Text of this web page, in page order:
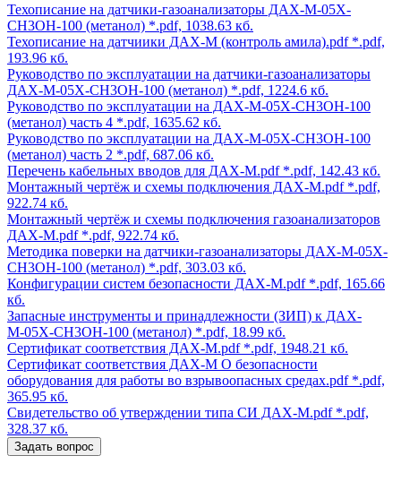
Техописание на датчики-газоанализаторы ДАХ-М-05Х-
CH3OH-100 (метанол) *.pdf, 1038.63 кб.
Техописание на датчиики ДАХ-М (контроль амила).pdf*.pdf,
193.96 кб.
Руководство по эксплуатации на датчики-газоанализаторы
ДАХ-М-05Х-CH3OH-100 (метанол) *.pdf, 1224.6 кб.
Руководство по эксплуатации на ДАХ-М-05Х-CH3OH-100
(метанол) часть 4 *.pdf, 1635.62 кб.
Руководство по эксплуатации на ДАХ-М-05Х-CH3OH-100
(метанол) часть 2 *.pdf, 687.06 кб.
Перечень кабельных вводов для ДАХ-М.pdf*.pdf, 142.43 кб.
Монтажный чертёж и схемы подключения ДАХ-М.pdf*.pdf,
922.74 кб.
Монтажный чертёж и схемы подключения газоанализаторов
ДАХ-М.pdf*.pdf, 922.74 кб.
Методика поверки на датчики-газоанализаторы ДАХ-М-05Х-
CH3OH-100 (метанол) *.pdf, 303.03 кб.
Конфигурации систем безопасности ДАХ-М.pdf*.pdf, 165.66
кб.
Запасные инструменты и принадлежности (ЗИП) к ДАХ-
М-05Х-CH3OH-100 (метанол) *.pdf, 18.99 кб.
Сертификат соответствия ДАХ-М.pdf*.pdf, 1948.21 кб.
Сертификат соответствия ДАХ-М О безопасности
оборудования для работы во взрывоопасных средах.pdf*.pdf,
365.95 кб.
Свидетельство об утверждении типа СИ ДАХ-М.pdf*.pdf,
328.37 кб.
Задать вопрос